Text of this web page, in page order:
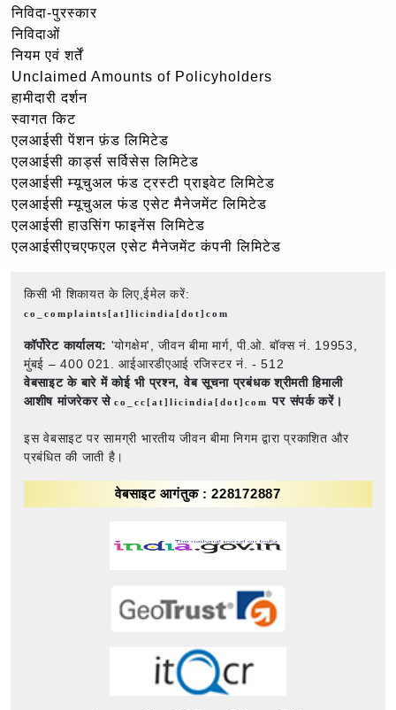
निविदा-पुरस्कार
निविदाओं
नियम एवं शर्तें
Unclaimed Amounts of Policyholders
हामीदारी दर्शन
स्वागत किट
एलआईसी पेंशन फ़ंड लिमिटेड
एलआईसी कार्ड्स सर्विसेस लिमिटेड
एलआईसी म्यूचुअल फंड ट्रस्टी प्राइवेट लिमिटेड
एलआईसी म्यूचुअल फंड एसेट मैनेजमेंट लिमिटेड
एलआईसी हाउसिंग फाइनेंस लिमिटेड
एलआईसीएचएफएल एसेट मैनेजमेंट कंपनी लिमिटेड
किसी भी शिकायत के लिए,ईमेल करें:
co_complaints[at]licindia[dot]com
कॉर्पोरेट कार्यालय: 'योगक्षेम', जीवन बीमा मार्ग, पी.ओ. बॉक्स नं. 19953,
मुंबई – 400 021. आईआरडीएआई रजिस्टर नं. - 512
वेबसाइट के बारे में कोई भी प्रश्न, वेब सूचना प्रबंधक श्रीमती हिमाली
आशीष मांजरेकर सेco_cc[at]licindia[dot]comपर संपर्क करें।
इस वेबसाइट पर सामग्री भारतीय जीवन बीमा निगम द्वारा प्रकाशित और
प्रबंधित की जाती है।
वेबसाइट आगंतुक : 228172887